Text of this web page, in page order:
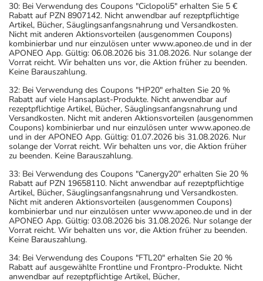
30: Bei Verwendung des Coupons "Ciclopoli5" erhalten Sie 5 €
Rabatt auf PZN 8907142. Nicht anwendbar auf rezeptpflichtige
Artikel, Bücher, Säuglingsanfangsnahrung und Versandkosten.
Nicht mit anderen Aktionsvorteilen (ausgenommen Coupons)
kombinierbar und nur einzulösen unter www.aponeo.de und in der
APONEO App. Gültig: 06.08.2026 bis 31.08.2026. Nur solange der
Vorrat reicht. Wir behalten uns vor, die Aktion früher zu beenden.
Keine Barauszahlung.
32: Bei Verwendung des Coupons "HP20" erhalten Sie 20 %
Rabatt auf viele Hansaplast-Produkte. Nicht anwendbar auf
rezeptpflichtige Artikel, Bücher, Säuglingsanfangsnahrung und
Versandkosten. Nicht mit anderen Aktionsvorteilen (ausgenommen
Coupons) kombinierbar und nur einzulösen unter www.aponeo.de
und in der APONEO App. Gültig: 01.07.2026 bis 31.08.2026. Nur
solange der Vorrat reicht. Wir behalten uns vor, die Aktion früher
zu beenden. Keine Barauszahlung.
33: Bei Verwendung des Coupons "Canergy20" erhalten Sie 20 %
Rabatt auf PZN 19658110. Nicht anwendbar auf rezeptpflichtige
Artikel, Bücher, Säuglingsanfangsnahrung und Versandkosten.
Nicht mit anderen Aktionsvorteilen (ausgenommen Coupons)
kombinierbar und nur einzulösen unter www.aponeo.de und in der
APONEO App. Gültig: 03.08.2026 bis 31.08.2026. Nur solange der
Vorrat reicht. Wir behalten uns vor, die Aktion früher zu beenden.
Keine Barauszahlung.
34: Bei Verwendung des Coupons "FTL20" erhalten Sie 20 %
Rabatt auf ausgewählte Frontline und Frontpro-Produkte. Nicht
anwendbar auf rezeptpflichtige Artikel, Bücher,